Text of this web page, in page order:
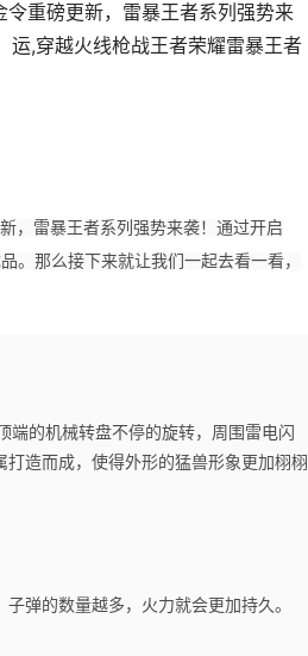
重磅更新，雷暴王者系列强势来
,穿越火线枪战王者荣耀雷暴王者
，雷暴王者系列强势来袭！通过开启
。那么接下来就让我们一起去看一看，
端的机械转盘不停的旋转，周围雷电闪
造而成，使得外形的猛兽形象更加栩栩
弹的数量越多，火力就会更加持久。